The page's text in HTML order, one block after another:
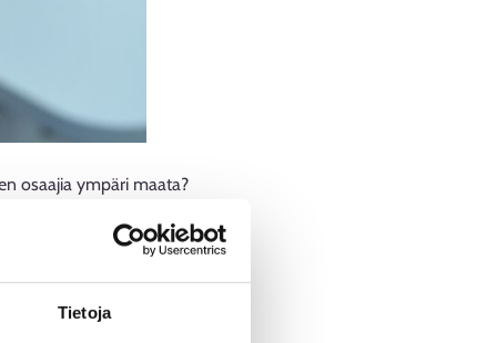
Tietoja
osaajia ympäri maata?
sekä kiinteistöpalveluiden